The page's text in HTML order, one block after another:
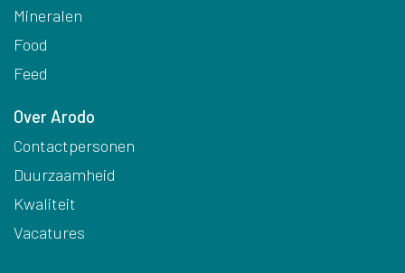
Mineralen
Food
Feed
Over Arodo
Contactpersonen
Duurzaamheid
Kwaliteit
Vacatures